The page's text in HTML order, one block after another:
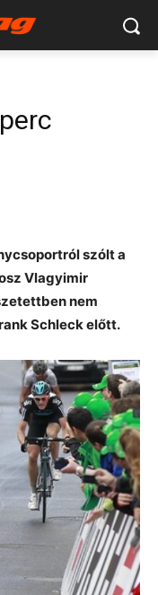
szólt a
Vlagyimir
nem
Schleck előtt.